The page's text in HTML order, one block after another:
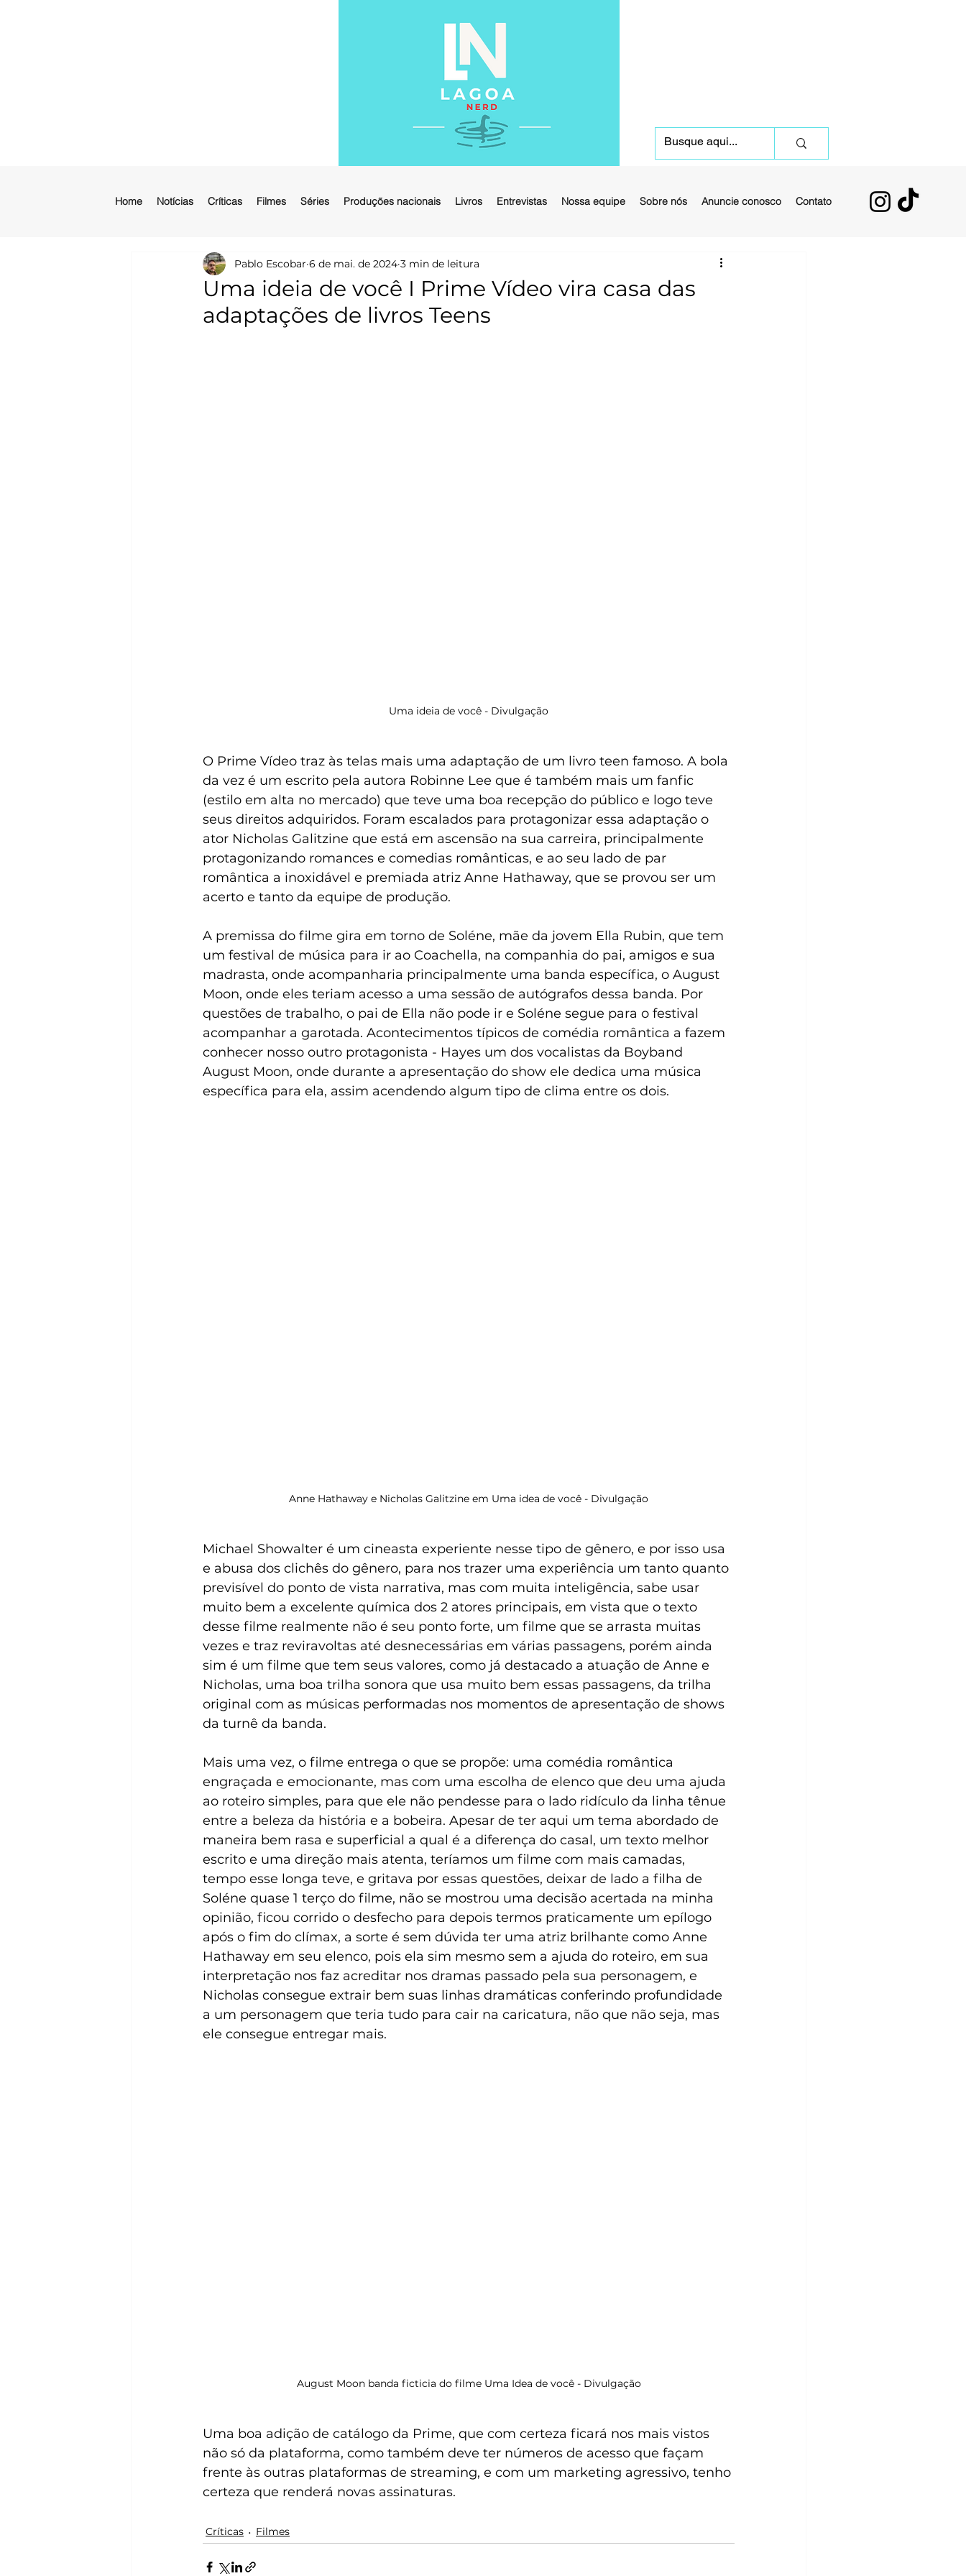
Home Notícias Críticas Filmes Séries Produções nacionais Livros Entrevistas Nossa equipe Sobre nós Anuncie conosco Contato
Uma ideia de você I Prime Vídeo vira casa das
adaptações de livros Teens
Pablo Escobar 6 de mai. de 2024 3 min de leitura
Uma ideia de você - Divulgação
O Prime Vídeo traz às telas mais uma adaptação de um livro teen famoso. A bola
da vez é um escrito pela autora Robinne Lee que é também mais um fanfic
(estilo em alta no mercado) que teve uma boa recepção do público e logo teve
seus direitos adquiridos. Foram escalados para protagonizar essa adaptação o
ator Nicholas Galitzine que está em ascensão na sua carreira, principalmente
protagonizando romances e comedias românticas, e ao seu lado de par
romântica a inoxidável e premiada atriz Anne Hathaway, que se provou ser um
acerto e tanto da equipe de produção.
A premissa do filme gira em torno de Soléne, mãe da jovem Ella Rubin, que tem
um festival de música para ir ao Coachella, na companhia do pai, amigos e sua
madrasta, onde acompanharia principalmente uma banda específica, o August
Moon, onde eles teriam acesso a uma sessão de autógrafos dessa banda. Por
questões de trabalho, o pai de Ella não pode ir e Soléne segue para o festival
acompanhar a garotada. Acontecimentos típicos de comédia romântica a fazem
conhecer nosso outro protagonista - Hayes um dos vocalistas da Boyband
August Moon, onde durante a apresentação do show ele dedica uma música
específica para ela, assim acendendo algum tipo de clima entre os dois.
Anne Hathaway e Nicholas Galitzine em Uma idea de você - Divulgação
Michael Showalter é um cineasta experiente nesse tipo de gênero, e por isso usa
e abusa dos clichês do gênero, para nos trazer uma experiência um tanto quanto
previsível do ponto de vista narrativa, mas com muita inteligência, sabe usar
muito bem a excelente química dos 2 atores principais, em vista que o texto
desse filme realmente não é seu ponto forte, um filme que se arrasta muitas
vezes e traz reviravoltas até desnecessárias em várias passagens, porém ainda
sim é um filme que tem seus valores, como já destacado a atuação de Anne e
Nicholas, uma boa trilha sonora que usa muito bem essas passagens, da trilha
original com as músicas performadas nos momentos de apresentação de shows
da turnê da banda.
Mais uma vez, o filme entrega o que se propõe: uma comédia romântica
engraçada e emocionante, mas com uma escolha de elenco que deu uma ajuda
ao roteiro simples, para que ele não pendesse para o lado ridículo da linha tênue
entre a beleza da história e a bobeira. Apesar de ter aqui um tema abordado de
maneira bem rasa e superficial a qual é a diferença do casal, um texto melhor
escrito e uma direção mais atenta, teríamos um filme com mais camadas,
tempo esse longa teve, e gritava por essas questões, deixar de lado a filha de
Soléne quase 1 terço do filme, não se mostrou uma decisão acertada na minha
opinião, ficou corrido o desfecho para depois termos praticamente um epílogo
após o fim do clímax, a sorte é sem dúvida ter uma atriz brilhante como Anne
Hathaway em seu elenco, pois ela sim mesmo sem a ajuda do roteiro, em sua
interpretação nos faz acreditar nos dramas passado pela sua personagem, e
Nicholas consegue extrair bem suas linhas dramáticas conferindo profundidade
a um personagem que teria tudo para cair na caricatura, não que não seja, mas
ele consegue entregar mais.
August Moon banda ficticia do filme Uma Idea de você - Divulgação
Uma boa adição de catálogo da Prime, que com certeza ficará nos mais vistos
não só da plataforma, como também deve ter números de acesso que façam
frente às outras plataformas de streaming, e com um marketing agressivo, tenho
certeza que renderá novas assinaturas.
Críticas Filmes